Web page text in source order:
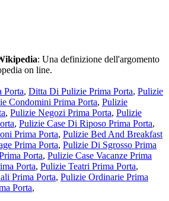
: Una definizione dell'argomento
on line.
Porta, Ditta Di Pulizie Prima Porta, Pulizie
Condomini Prima Porta, Pulizie
, Pulizie Negozi Prima Porta, Pulizie
, Pulizie Case Di Riposo Prima Porta,
Prima Porta, Pulizie Bed And Breakfast
Prima Porta, Pulizie Di Sgrosso Prima
Porta, Pulizie Case Vacanze Prima
Porta, Pulizie Teatri Prima Porta,
Prima Porta, Pulizie Ordinarie Prima
Porta,